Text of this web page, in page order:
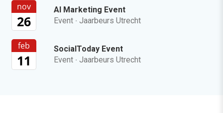
nov
26
AI Marketing Event
Event · Jaarbeurs Utrecht
feb
11
SocialToday Event
Event · Jaarbeurs Utrecht